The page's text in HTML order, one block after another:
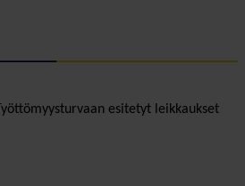
Työttömyysturvaan esitetyt leikkaukset